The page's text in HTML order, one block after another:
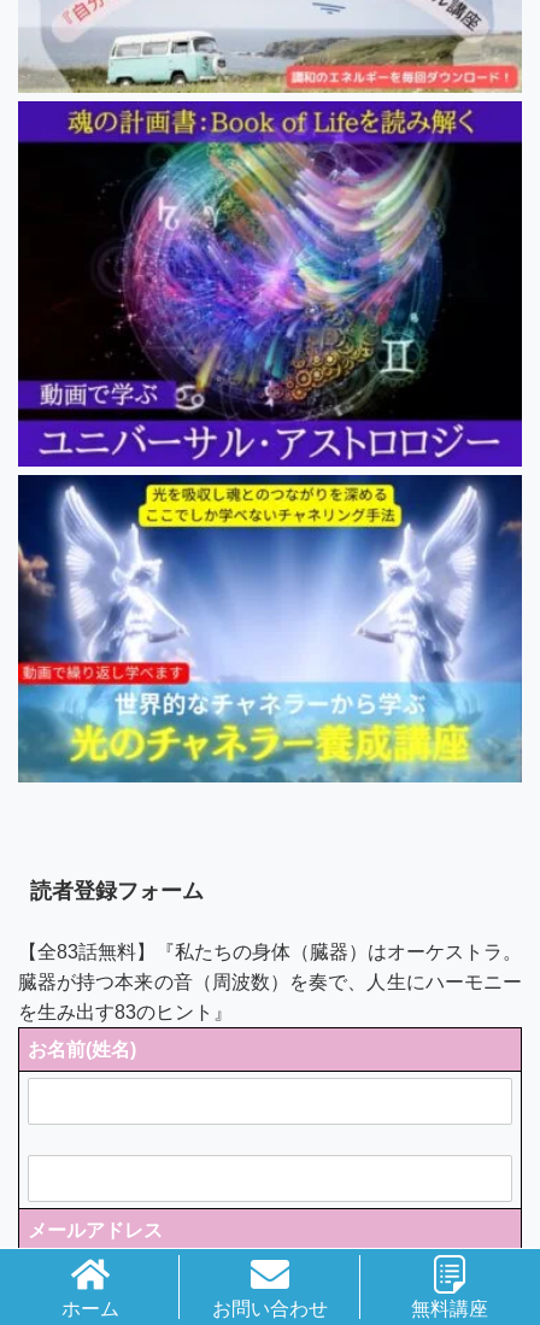
読者登録フォーム
【全83話無料】『私たちの身体（臓器）はオーケストラ。
臓器が持つ本来の音（周波数）を奏で、人生にハーモニー
を生み出す83のヒント』
お名前(姓名)
メールアドレス
ホーム お問い合わせ 無料講座